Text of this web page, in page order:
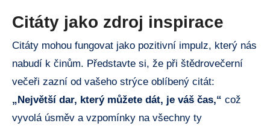
Citáty jako zdroj inspirace
Citáty mohou fungovat jako pozitivní impulz, který nás
nabudí k činům. Představte si, že při štědrovečerní
večeři zazní od vašeho strýce oblíbený citát:
„Největší dar, který můžete dát, je váš čas,“ což
vyvolá úsměv a vzpomínky na všechny ty